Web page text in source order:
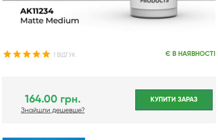
1 ВІДГУК Є В НАЯВНОСТІ
164.00 грн.
Знайшли дешевше?
КУПИТИ ЗАРАЗ